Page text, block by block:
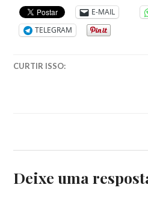
COMO
VOTAR,
ELEIÇÕES,
POLITICA
E-MAIL
TELEGRAM
CURTIR ISSO:
Deixe uma